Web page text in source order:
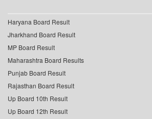
Haryana Board Result
Jharkhand Board Result
MP Board Result
Maharashtra Board Results
Punjab Board Result
Rajasthan Board Result
Up Board 10th Result
Up Board 12th Result